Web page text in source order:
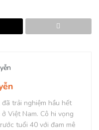
trải nghiệm hầu hết
Việt Nam. Cô hi vọng
tuổi 40 với đam mê